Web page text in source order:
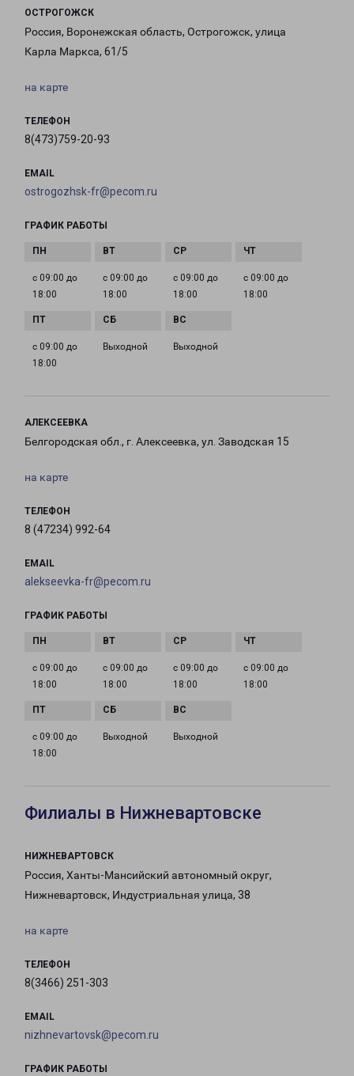
ОСТРОГОЖСК
Россия, Воронежская область, Острогожск, улица
Карла Маркса, 61/5
на карте
ТЕЛЕФОН
8(473)759-20-93
EMAIL
ostrogozhsk-fr@pecom.ru
ГРАФИК РАБОТЫ
с 09:00 до
18:00
с 09:00 до
18:00
с 09:00 до
18:00
с 09:00 до
18:00
с 09:00 до
18:00
Выходной Выходной
АЛЕКСЕЕВКА
Белгородская обл., г. Алексеевка, ул. Заводская 15
на карте
ТЕЛЕФОН
8 (47234) 992-64
EMAIL
alekseevka-fr@pecom.ru
ГРАФИК РАБОТЫ
с 09:00 до
18:00
с 09:00 до
18:00
с 09:00 до
18:00
с 09:00 до
18:00
с 09:00 до
18:00
Выходной Выходной
Филиалы в Нижневартовске
НИЖНЕВАРТОВСК
Россия, Ханты-Мансийский автономный округ,
Нижневартовск, Индустриальная улица, 38
на карте
ТЕЛЕФОН
8(3466) 251-303
EMAIL
nizhnevartovsk@pecom.ru
ГРАФИК РАБОТЫ